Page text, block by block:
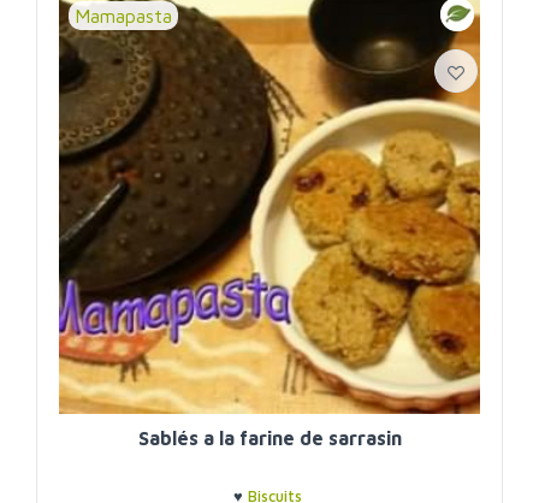
Mamapasta
Sablés a la farine de sarrasin
♥ Biscuits